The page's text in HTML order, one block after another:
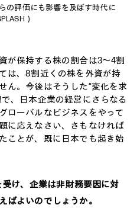
の評価にも影響を及ぼす時代に
）
が保持する株の割合は3〜4割
は、8割近くの株を外資が持
ん。今後はそうした“変化を求
、日本企業の経営にさらなる
ローバルなビジネスをやって
に応えなさい、さもなければ
ことが、既に日本でも起き始
け、企業は非財務要因に対
ばよいのでしょうか。